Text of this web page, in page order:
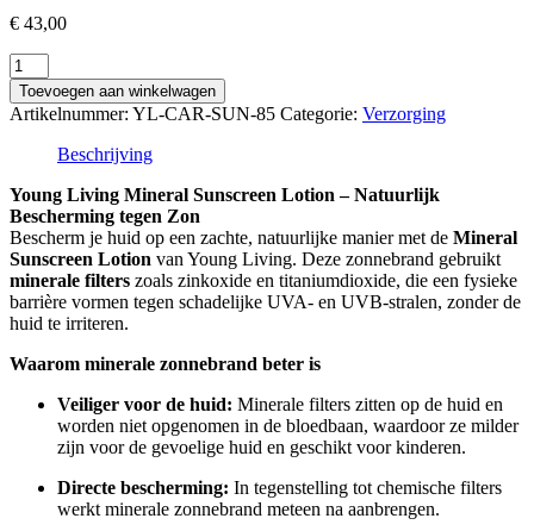
€ 43,00
Mineral
sunscreen
lotion
aantal
Toevoegen aan winkelwagen
Artikelnummer: YL-CAR-SUN-85 Categorie: Verzorging
Beschrijving
Young Living Mineral Sunscreen Lotion – Natuurlijk
Bescherming tegen Zon
Bescherm je huid op een zachte, natuurlijke manier met de Mineral
Sunscreen Lotion van Young Living. Deze zonnebrand gebruikt
minerale filters zoals zinkoxide en titaniumdioxide, die een fysieke
barrière vormen tegen schadelijke UVA- en UVB-stralen, zonder de
huid te irriteren.
Waarom minerale zonnebrand beter is
Veiliger voor de huid: Minerale filters zitten op de huid en
worden niet opgenomen in de bloedbaan, waardoor ze milder
zijn voor de gevoelige huid en geschikt voor kinderen.
Directe bescherming: In tegenstelling tot chemische filters
werkt minerale zonnebrand meteen na aanbrengen.